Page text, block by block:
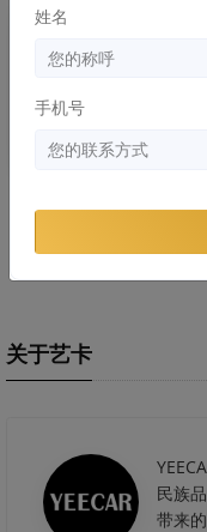
关于艺卡
民族
带来
姓名
手机号